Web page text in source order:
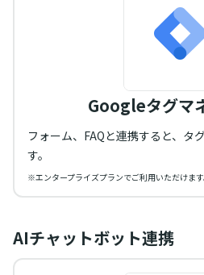
Googleタグマ
フォーム、FAQと連携すると、タ
す。
※エンタープライズプランでご利用いただけます
AIチャットボット連携